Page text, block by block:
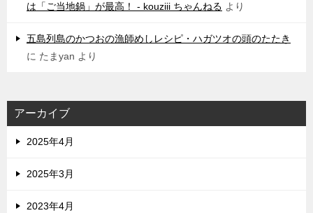
は「ご当地鍋」が最高！ - kouziii ちゃんねる より
五島列島のかつおの漁師めしレシピ・ハガツオの頭のたたき
に たまyan より
アーカイブ
2025年4月
2025年3月
2023年4月